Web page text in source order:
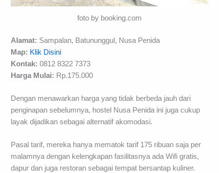
foto by booking.com
Alamat: Sampalan, Batununggul, Nusa Penida
Map: Klik Disini
Kontak: 0812 8322 7373
Harga Mulai: Rp.175.000
Dengan menawarkan harga yang tidak berbeda jauh dari
penginapan sebelumnya, hostel Nusa Penida ini juga cukup
layak dijadikan sebagai alternatif akomodasi.
Pasal tarif, mereka hanya mematok tarif 175 ribuan saja per
malamnya dengan kelengkapan fasilitasnya ada Wifi gratis,
dapur dan juga restoran sebagai tempat bersantap kuliner.